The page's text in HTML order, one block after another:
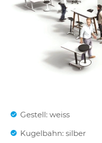
Gestell: weiss
Kugelbahn: silber